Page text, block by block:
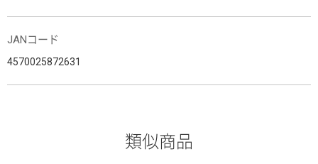
JANコード
4570025872631
類似商品